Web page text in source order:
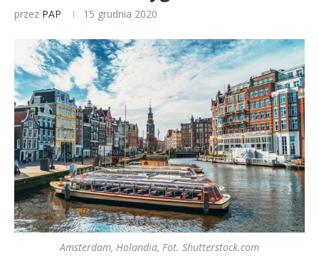
przez PAP 15 grudnia 2020
Amsterdam, Holandia, Fot. Shutterstock.com